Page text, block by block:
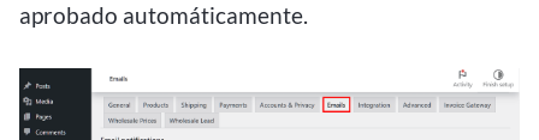
aprobado automáticamente.